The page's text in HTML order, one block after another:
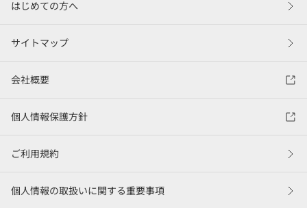
はじめての方へ
サイトマップ
会社概要
個人情報保護方針
ご利用規約
個人情報の取扱いに関する重要事項